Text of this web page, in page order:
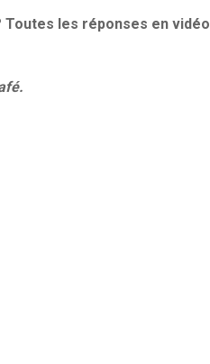
Toutes les réponses en